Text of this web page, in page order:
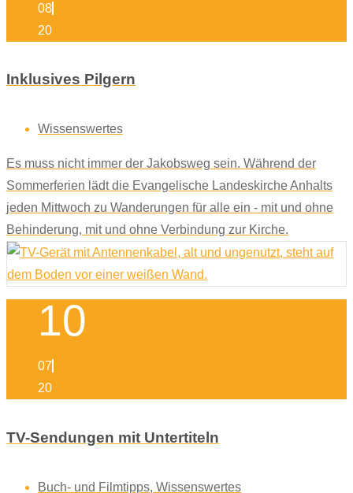
08
20
Inklusives Pilgern
Wissenswertes
Es muss nicht immer der Jakobsweg sein. Während der
Sommerferien lädt die Evangelische Landeskirche Anhalts
jeden Mittwoch zu Wanderungen für alle ein - mit und ohne
Behinderung, mit und ohne Verbindung zur Kirche.
10
07
20
TV-Sendungen mit Untertiteln
Buch- und Filmtipps, Wissenswertes